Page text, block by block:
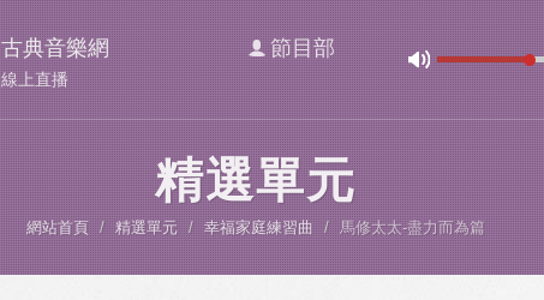
古典音樂網 節目部
線上直播